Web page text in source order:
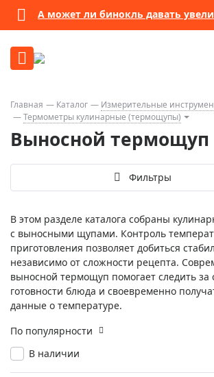
А может ли бинокль давать
Главная Каталог
Измерительные
Термометры кулинарные (термощупы)
Выносной термощуп
Фильтры
В этом разделе каталога собраны
с выносными щупами. Контроль
приготовления позволяет добиться
независимо от сложности рецепта.
выносной термощуп помогает следить за
готовности блюда и своевременно
данные о температуре.
В наличии
По популярности